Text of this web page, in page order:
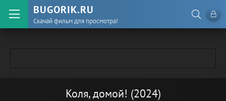
BUGORIK.RU
Скачай фильм для просмотра!
Коля, домой! (2024)